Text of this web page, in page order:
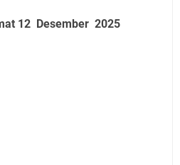
12 Desember 2025